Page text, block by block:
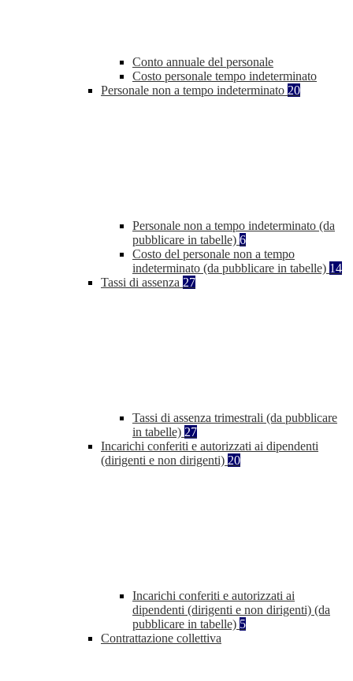
Conto annuale del personale
Costo personale tempo indeterminato
Personale non a tempo indeterminato 20
Personale non a tempo indeterminato (da
pubblicare in tabelle) 6
Costo del personale non a tempo
indeterminato (da pubblicare in tabelle) 14
Tassi di assenza 27
Tassi di assenza trimestrali (da pubblicare
in tabelle) 27
Incarichi conferiti e autorizzati ai dipendenti
(dirigenti e non dirigenti) 20
Incarichi conferiti e autorizzati ai
dipendenti (dirigenti e non dirigenti) (da
pubblicare in tabelle) 5
Contrattazione collettiva